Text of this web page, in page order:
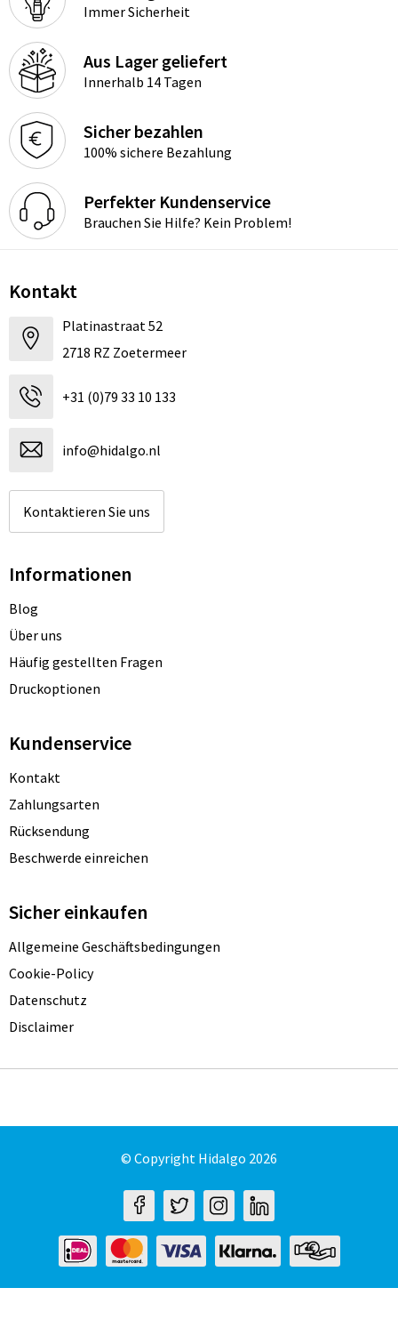
Immer Sicherheit
Aus Lager geliefert
Innerhalb 14 Tagen
Sicher bezahlen
100% sichere Bezahlung
Perfekter Kundenservice
Brauchen Sie Hilfe? Kein Problem!
Kontakt
Platinastraat 52
2718 RZ Zoetermeer
+31 (0)79 33 10 133
info@hidalgo.nl
Kontaktieren Sie uns
Informationen
Blog
Über uns
Häufig gestellten Fragen
Druckoptionen
Kundenservice
Kontakt
Zahlungsarten
Rücksendung
Beschwerde einreichen
Sicher einkaufen
Allgemeine Geschäftsbedingungen
Cookie-Policy
Datenschutz
Disclaimer
© Copyright Hidalgo 2026